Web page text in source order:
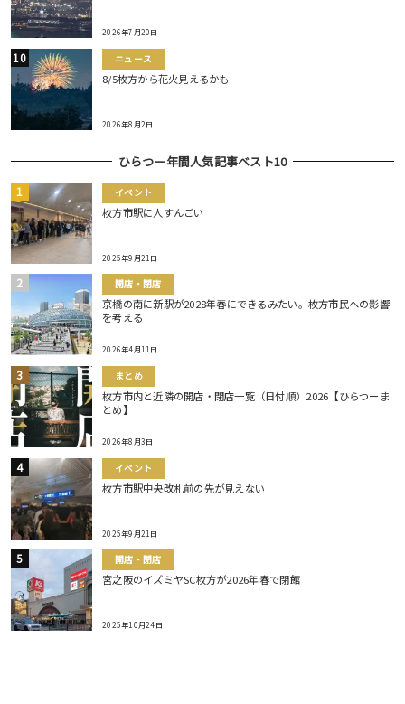
2026年7月20日
ニュース
8/5枚方から花火見えるかも
2026年8月2日
ひらつー年間人気記事ベスト10
イベント
枚方市駅に人すんごい
2025年9月21日
開店・閉店
京橋の南に新駅が2028年春にできるみたい。枚方市民への影響
を考える
2026年4月11日
まとめ
枚方市内と近隣の開店・閉店一覧（日付順）2026【ひらつーま
とめ】
2026年8月3日
イベント
枚方市駅中央改札前の先が見えない
2025年9月21日
開店・閉店
宮之阪のイズミヤSC枚方が2026年春で閉館
2025年10月24日